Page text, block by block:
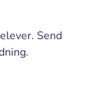
Send